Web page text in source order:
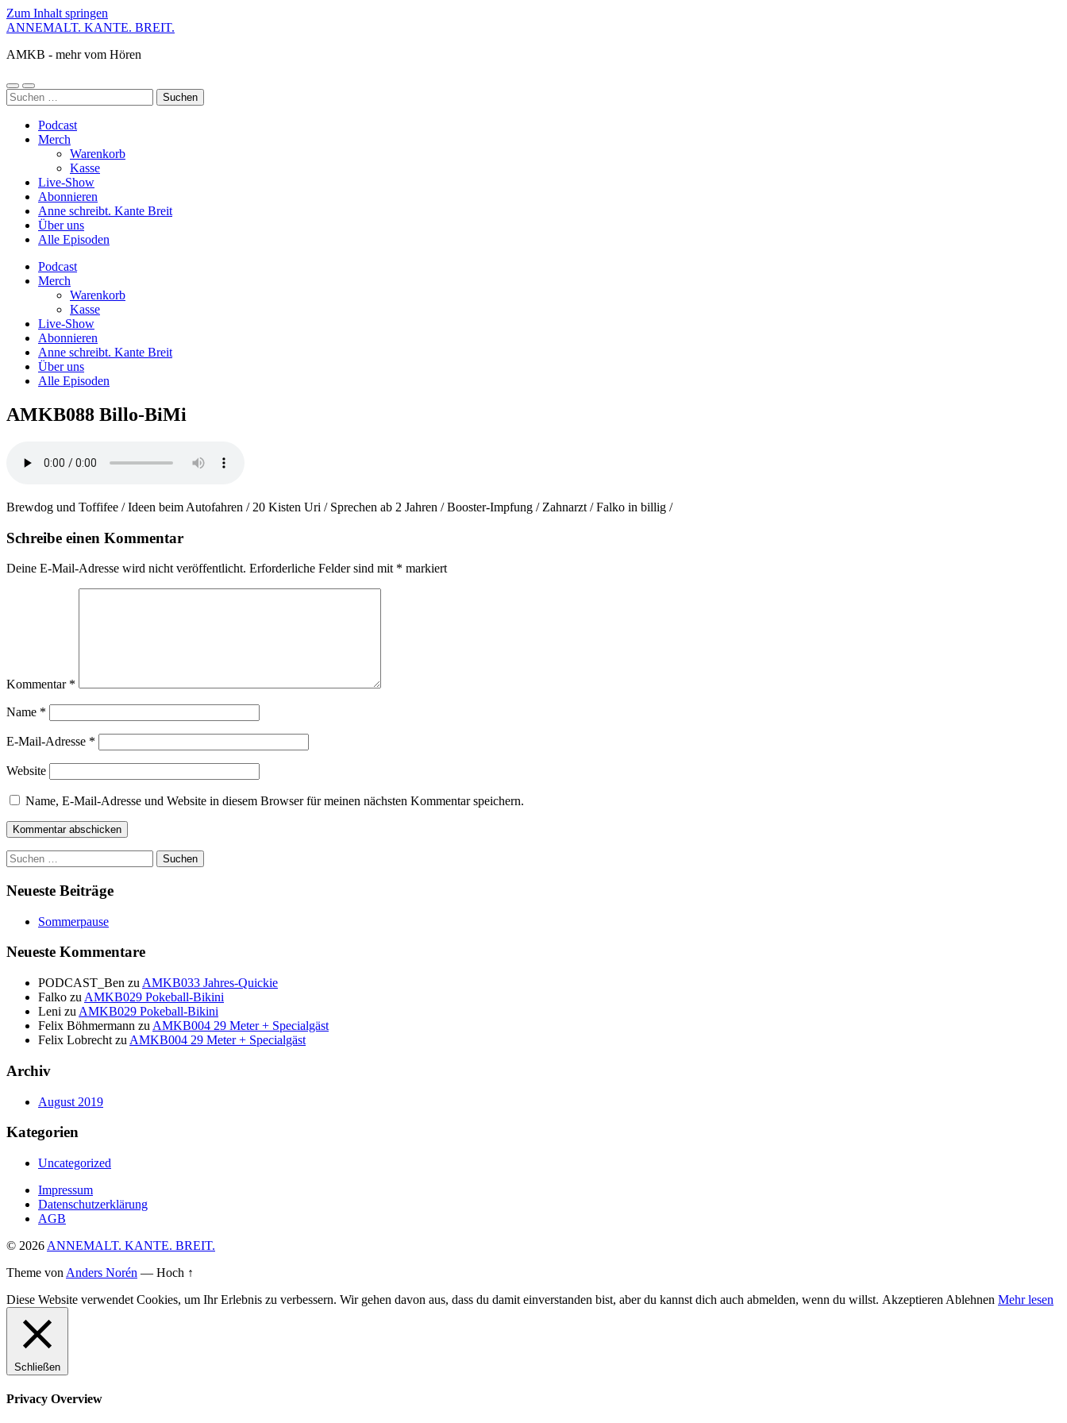
Zum Inhalt springen
ANNEMALT. KANTE. BREIT.
AMKB - mehr vom Hören
Mobile-
Menü
Suchfeld
ein-/ausblenden
Suchen
nach:
Podcast
Merch
Warenkorb
Kasse
Live-Show
Abonnieren
Anne schreibt. Kante Breit
Über uns
Alle Episoden
Podcast
Merch
Warenkorb
Kasse
Live-Show
Abonnieren
Anne schreibt. Kante Breit
Über uns
Alle Episoden
AMKB088 Billo-BiMi
Brewdog und Toffifee / Ideen beim Autofahren / 20 Kisten Uri / Sprechen ab 2 Jahren / Booster-Impfung / Zahnarzt / Falko in billig /
Schreibe einen Kommentar
Deine E-Mail-Adresse wird nicht veröffentlicht. Erforderliche Felder sind mit * markiert
Kommentar *
Name *
E-Mail-Adresse *
Website
Name, E-Mail-Adresse und Website in diesem Browser für meinen nächsten Kommentar speichern.
Suchen
nach:
Neueste Beiträge
Sommerpause
Neueste Kommentare
PODCAST_Ben zu AMKB033 Jahres-Quickie
Falko zu AMKB029 Pokeball-Bikini
Leni zu AMKB029 Pokeball-Bikini
Felix Böhmermann zu AMKB004 29 Meter + Specialgäst
Felix Lobrecht zu AMKB004 29 Meter + Specialgäst
Archiv
August 2019
Kategorien
Uncategorized
Impressum
Datenschutzerklärung
AGB
© 2026 ANNEMALT. KANTE. BREIT.
Theme von Anders Norén — Hoch ↑
Diese Website verwendet Cookies, um Ihr Erlebnis zu verbessern. Wir gehen davon aus, dass du damit einverstanden bist, aber du kannst dich auch abmelden, wenn du willst. Akzeptieren Ablehnen Mehr lesen
Schließen
Privacy Overview